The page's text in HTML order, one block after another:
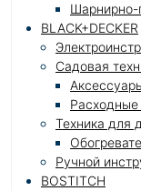
Шарнирно-
BLACK+DECKER
Садовая
Расходные
Техника для
Ручной
BOSTITCH